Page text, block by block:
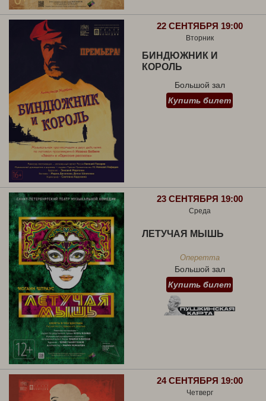
22 СЕНТЯБРЯ 19:00
Вторник
БИНДЮЖНИК И
КОРОЛЬ
Большой зал
Купить билет
23 СЕНТЯБРЯ 19:00
Среда
ЛЕТУЧАЯ МЫШЬ
Оперетта
Большой зал
Купить билет
24 СЕНТЯБРЯ 19:00
Четверг